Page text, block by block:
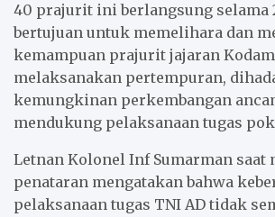
40 prajurit ini berlangsung selama
bertujuan untuk memelihara dan
kemampuan prajurit jajaran Kodam
melaksanakan pertempuran,
kemungkinan perkembangan
mendukung pelaksanaan tugas
Letnan Kolonel Inf Sumarman saat
penataran mengatakan bahwa
pelaksanaan tugas TNI AD tidak